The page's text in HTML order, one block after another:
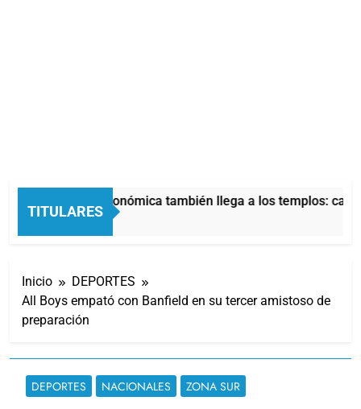
TITULARES
La crisis económica también llega a los templos:
10 Horas Atrás
Inicio
DEPORTES
All Boys empató con Banfield en su tercer amistoso de
preparación
DEPORTES NACIONALES ZONA SUR